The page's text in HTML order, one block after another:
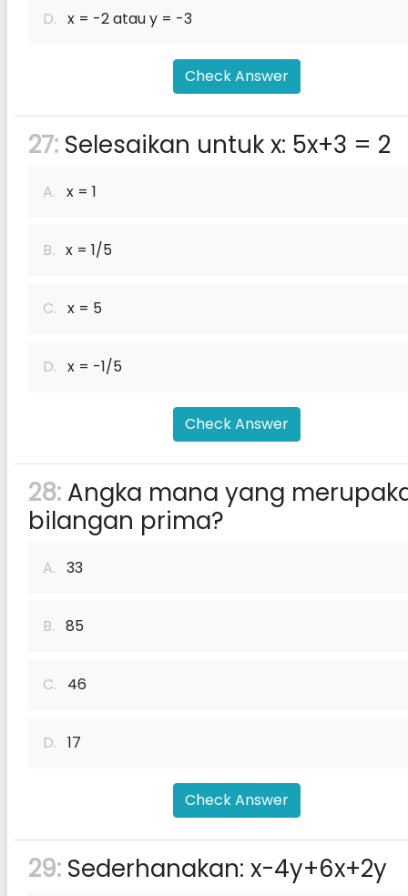
D. x = -2 atau y = -3
Check Answer
27: Selesaikan untuk x: 5x+3 = 2
A. x = 1
B. x = 1/5
C. x = 5
D. x = -1/5
Check Answer
28: Angka mana yang
bilangan prima?
A. 33
B. 85
C. 46
D. 17
Check Answer
29: Sederhanakan: x-4y+6x+2y